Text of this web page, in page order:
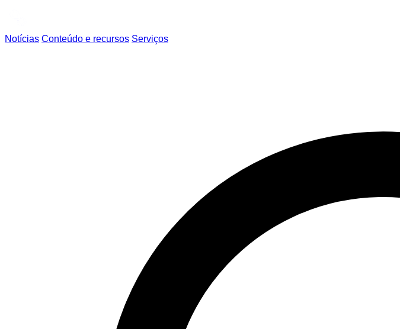
Notícias Conteúdo e recursos Serviços